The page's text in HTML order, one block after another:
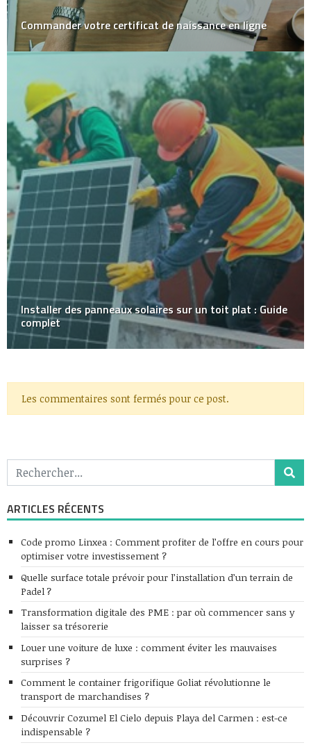
Commander votre certificat de naissance en ligne
Installer des panneaux solaires sur un toit plat : Guide
complet
Les commentaires sont fermés pour ce post.
ARTICLES RÉCENTS
Code promo Linxea : Comment profiter de l’offre en cours pour
optimiser votre investissement ?
Quelle surface totale prévoir pour l’installation d’un terrain de
Padel ?
Transformation digitale des PME : par où commencer sans y
laisser sa trésorerie
Louer une voiture de luxe : comment éviter les mauvaises
surprises ?
Comment le container frigorifique Goliat révolutionne le
transport de marchandises ?
Découvrir Cozumel El Cielo depuis Playa del Carmen : est-ce
indispensable ?